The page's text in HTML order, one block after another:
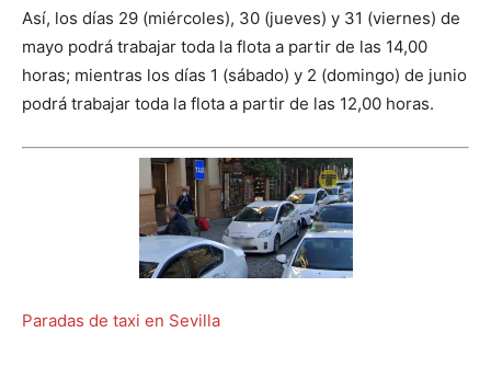
Así, los días 29 (miércoles), 30 (jueves) y 31 (viernes) de
mayo podrá trabajar toda la flota a partir de las 14,00
horas; mientras los días 1 (sábado) y 2 (domingo) de junio
podrá trabajar toda la flota a partir de las 12,00 horas.
Paradas de taxi en Sevilla